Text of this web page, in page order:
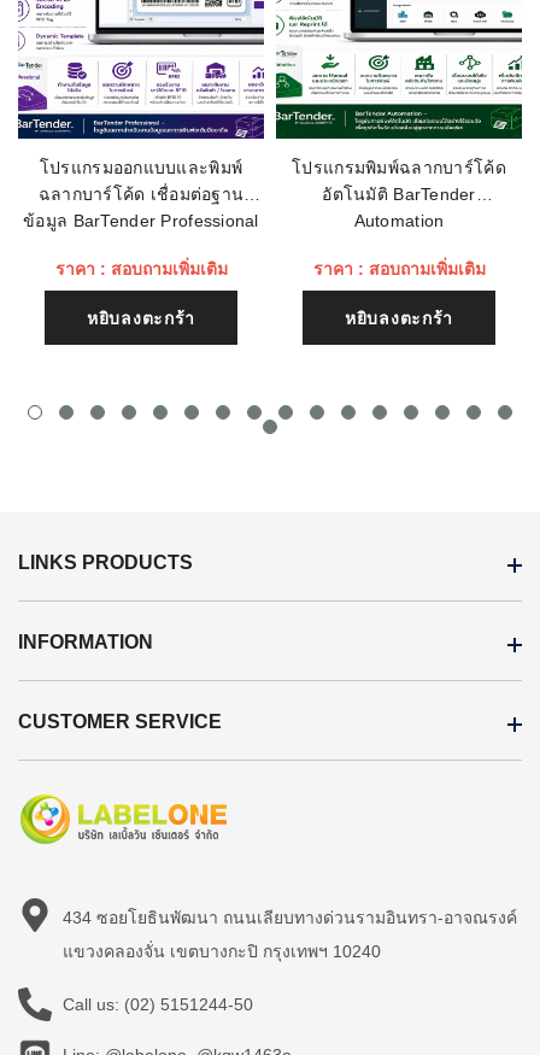
เรทติ่ง
ชื่อหัวข้อรีวิว
เนื้อหา (1500)
โปรแกรมออกแบบและพิมพ์
ฉลากบาร์โค้ด เชื่อมต่อฐาน
ข้อมูล BarTender Professional
ราคา : สอบถามเพิ่มเติม
หยิบลงตะกร้า
โปรแกรมพิมพ์ฉลากบาร์โค้ด
อัตโนมัติ BarTender
Automation
ราคา : สอบถามเพิ่มเติม
หยิบลงตะกร้า
LINKS PRODUCTS
INFORMATION
CUSTOMER SERVICE
434 ซอยโยธินพัฒนา ถนนเลียบทางด่วนรามอินทรา-อาจณรงค์
แขวงคลองจั่น เขตบางกะปิ กรุงเทพฯ 10240
Call us: (02) 5151244-50